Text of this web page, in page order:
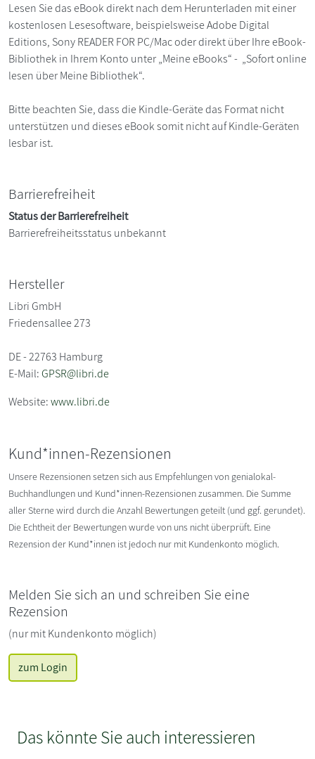
Lesen Sie das eBook direkt nach dem Herunterladen mit einer
kostenlosen Lesesoftware, beispielsweise Adobe Digital
Editions, Sony READER FOR PC/Mac oder direkt über Ihre eBook-
Bibliothek in Ihrem Konto unter „Meine eBooks“ - „Sofort online
lesen über Meine Bibliothek“.
Bitte beachten Sie, dass die Kindle-Geräte das Format nicht
unterstützen und dieses eBook somit nicht auf Kindle-Geräten
lesbar ist.
Barrierefreiheit
Status der Barrierefreiheit
Barrierefreiheitsstatus unbekannt
Hersteller
Libri GmbH
Friedensallee 273
DE - 22763 Hamburg
E-Mail:GPSR@libri.de
Website:www.libri.de
Kund*innen-Rezensionen
Unsere Rezensionen setzen sich aus Empfehlungen von genialokal-
Buchhandlungen und Kund*innen-Rezensionen zusammen. Die Summe
aller Sterne wird durch die Anzahl Bewertungen geteilt (und ggf. gerundet).
Die Echtheit der Bewertungen wurde von uns nicht überprüft. Eine
Rezension der Kund*innen ist jedoch nur mit Kundenkonto möglich.
Melden Sie sich an und schreiben Sie eine
Rezension
(nur mit Kundenkonto möglich)
zum Login
Das könnte Sie auch interessieren